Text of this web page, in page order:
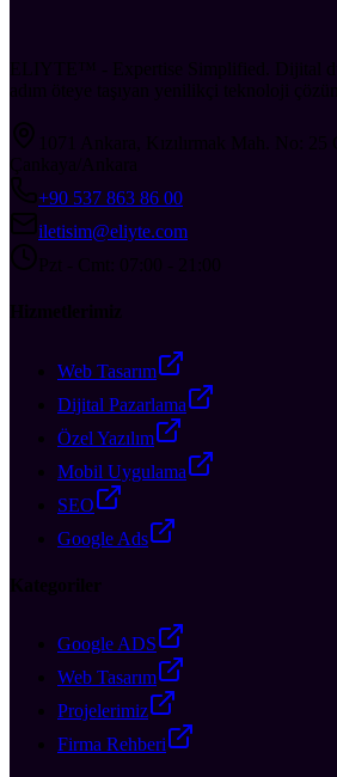
ELIYTE™ - Expertise Simplified. Dijital
adım öteye taşıyan yenilikçi teknoloji
1071 Ankara, Kızılırmak Mah. No: 25
Çankaya/Ankara
+90 537 863 86 00
iletisim@eliyte.com
Pzt - Cmt: 07:00 - 21:00
Hizmetlerimiz
Web Tasarım
Dijital Pazarlama
Özel Yazılım
Mobil Uygulama
SEO
Google Ads
Kategoriler
Google ADS
Web Tasarım
Projelerimiz
Firma Rehberi